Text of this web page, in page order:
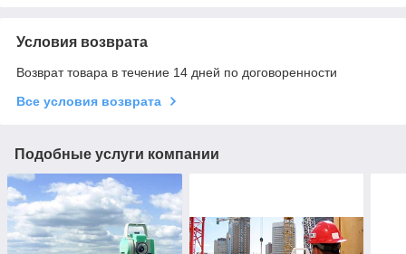
Условия возврата
Возврат товара в течение 14 дней по договоренности
Все условия возврата
Подобные услуги компании